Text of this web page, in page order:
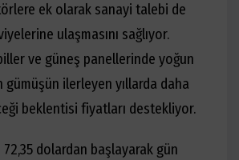
ek olarak sanayi talebi de
ulaşmasını sağlıyor.
ve güneş panellerinde yoğun
gümüşün ilerleyen yıllarda daha
beklentisi fiyatları destekliyor.
dolardan başlayarak gün